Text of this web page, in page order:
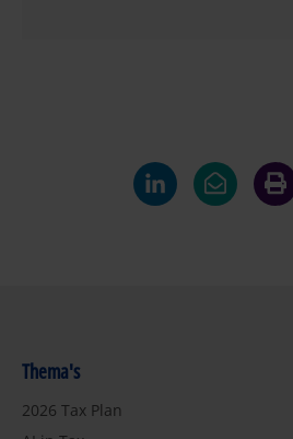
Thema's
2026 Tax Plan